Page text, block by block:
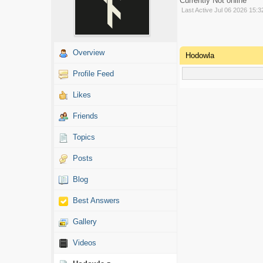
Overview
Profile Feed
Likes
Friends
Topics
Posts
Blog
Best Answers
Gallery
Videos
Last Active Jul 06 2026
Hodowla